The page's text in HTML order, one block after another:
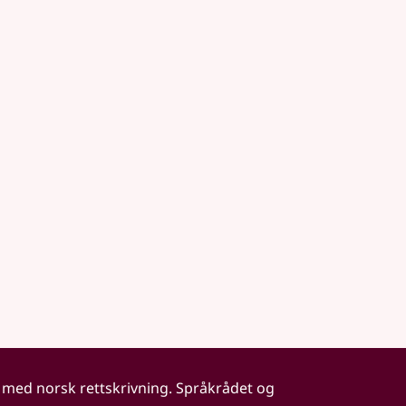
norsk rettskrivning. Språkrådet og